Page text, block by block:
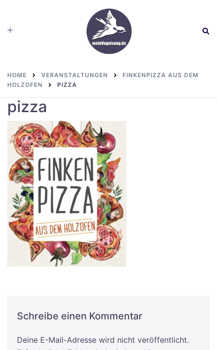
content
Toggle
HOME VERANSTALTUNGEN
FINKENPIZZA AUS DEM
HOLZOFEN
PIZZA
pizza
Schreibe einen Kommentar
Deine E-Mail-Adresse wird nicht veröffentlicht.
Alternative: